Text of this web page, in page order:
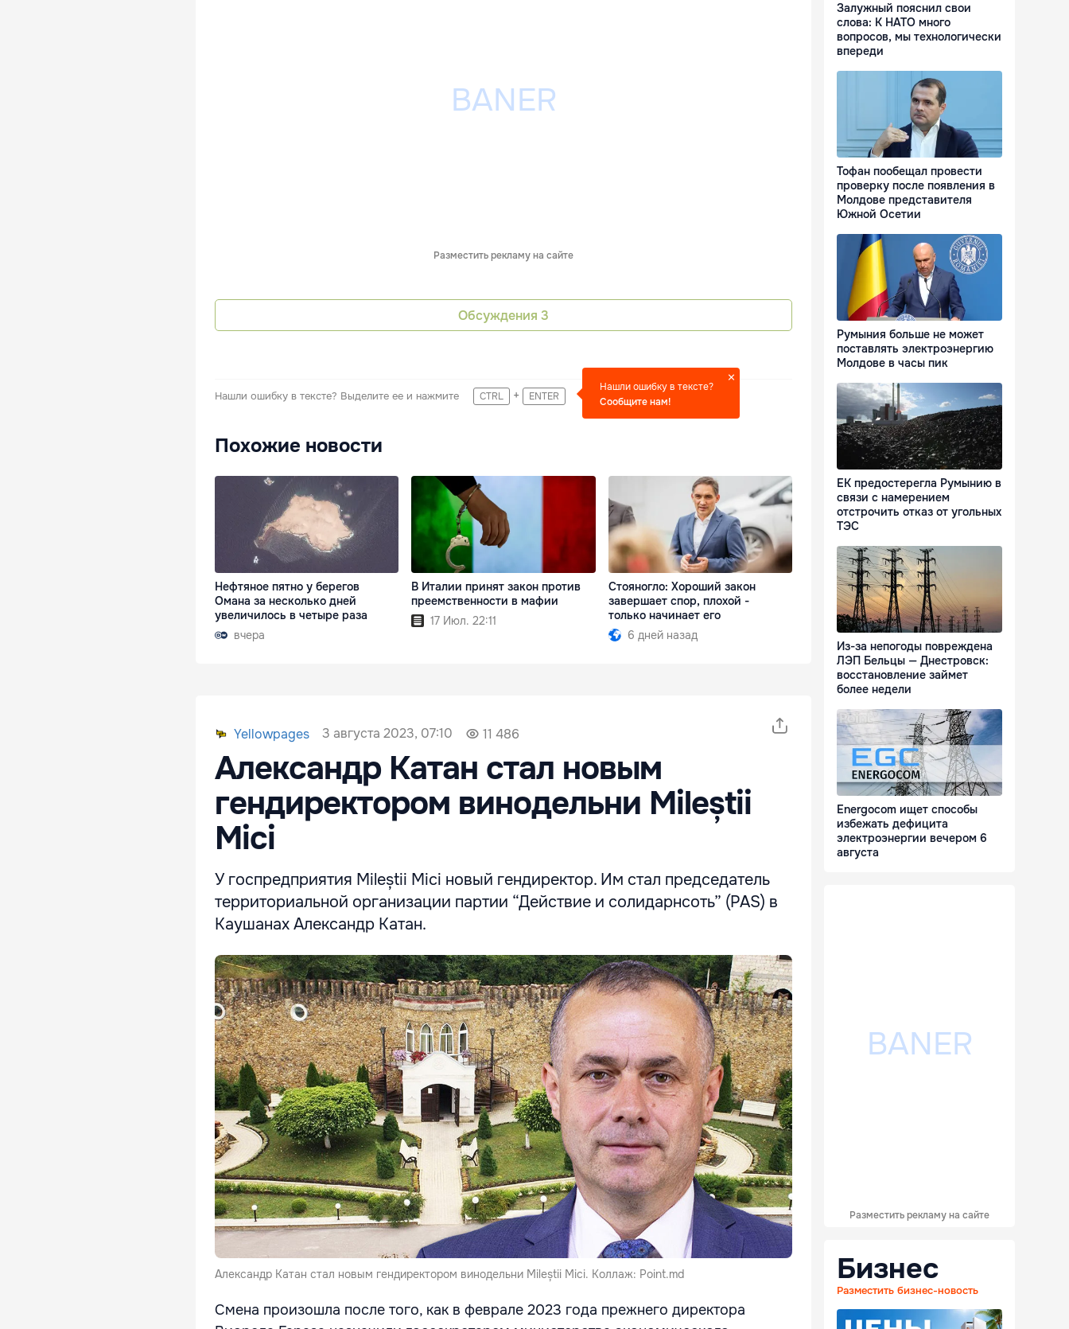
Разместить рекламу на сайте
Обсуждения 3
Нашли ошибку в тексте? Выделите ее и нажмите CTRL + ENTER
Нашли ошибку в тексте?
Сообщите нам!
Похожие новости
Нефтяное пятно у берегов
Омана за несколько дней
увеличилось в четыре раза
вчера
В Италии принят закон против
преемственности в мафии
17 Июл. 22:11
Стояногло: Хороший закон
завершает спор, плохой -
только начинает его
6 дней назад
Yellowpages 3 августа 2023, 07:10 11 486
Александр Катан стал новым
гендиректором винодельни Mileștii
Mici
У госпредприятия Mileștii Mici новый гендиректор. Им стал председатель
территориальной организации партии “Действие и солидарнсоть” (PAS) в
Каушанах Александр Катан.
Александр Катан стал новым гендиректором винодельни Mileștii Mici. Коллаж: Point.md
Смена произошла после того, как в феврале 2023 года прежнего директора
Залужный пояснил свои
слова: К НАТО много
вопросов, мы технологически
впереди
Тофан пообещал провести
проверку после появления в
Молдове представителя
Южной Осетии
Румыния больше не может
поставлять электроэнергию
Молдове в часы пик
ЕК предостерегла Румынию в
связи с намерением
отстрочить отказ от угольных
ТЭС
Из-за непогоды повреждена
ЛЭП Бельцы — Днестровск:
восстановление займет
более недели
Energocom ищет способы
избежать дефицита
электроэнергии вечером 6
августа
Разместить рекламу на сайте
Бизнес
Разместить бизнес-новость